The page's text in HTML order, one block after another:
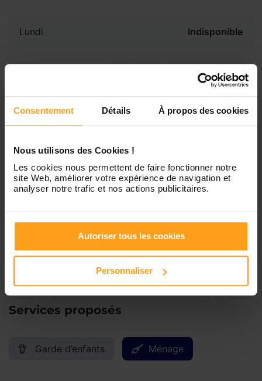
Consentement Détails À propos des cookies
Nous utilisons des Cookies !
Les cookies nous permettent de faire fonctionner notre
site Web, améliorer votre expérience de navigation et
analyser notre trafic et nos actions publicitaires.
Autoriser tous les cookies
Personnaliser
Lundi Indisponible
Mercredi Disponible de 00:00 à 00:30
Vendredi Disponible de 00:00 à 00:00
Dimanche Disponible de 00:00 à 00:00
Vous souhaitez connaître les
disponibilités de Lilie ?
Contactez-nous
Services proposés
Garde d’enfants Ménage